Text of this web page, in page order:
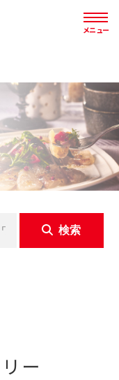
メニュー
検索
ー